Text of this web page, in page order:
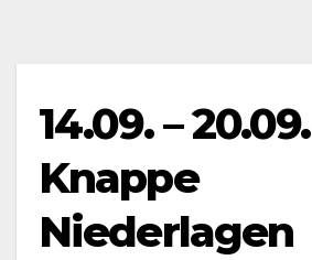
14.09. – 20.09.
Knappe
Niederlagen